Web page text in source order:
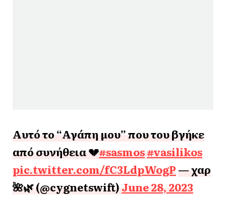
Αυτό το “Αγάπη μου” που του βγήκε
από συνήθεια 💔#sasmos#vasilikos
pic.twitter.com/fC3LdpWogP— χαρ
🌺🌿 (@cygnetswift)June 28, 2023